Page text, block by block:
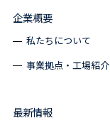
企業概要
私たちについて
事業拠点・工場紹介
最新情報